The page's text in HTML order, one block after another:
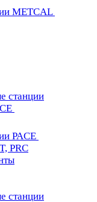
METCAL
станции
PACE
PRC
станции